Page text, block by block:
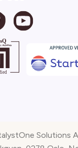
Solutions